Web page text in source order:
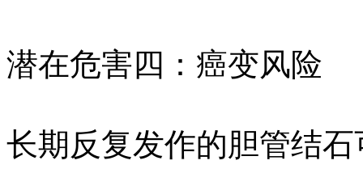
潜在危害四：癌变风险
长期反复发作的胆管结